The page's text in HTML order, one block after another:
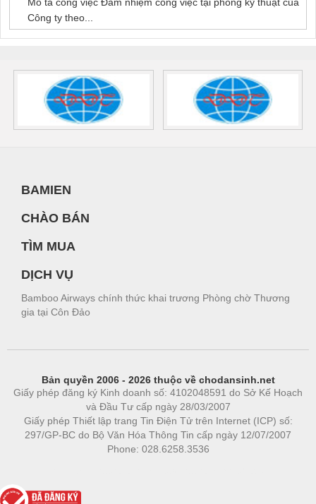
Công ty theo...
BAMIEN
CHÀO BÁN
TÌM MUA
DỊCH VỤ
Bamboo Airways chính thức khai trương Phòng chờ Thương
gia tại Côn Đảo
Bản quyền 2006 - 2026 thuộc về chodansinh.net
Giấy phép đăng ký Kinh doanh số: 4102048591 do Sở Kế Hoạch
và Đầu Tư cấp ngày 28/03/2007
Giấy phép Thiết lập trang Tin Điện Tử trên Internet (ICP) số:
297/GP-BC do Bộ Văn Hóa Thông Tin cấp ngày 12/07/2007
Phone: 028.6258.3536